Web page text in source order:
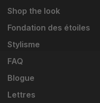
Shop the look
Fondation des étoiles
Stylisme
FAQ
Blogue
Lettres